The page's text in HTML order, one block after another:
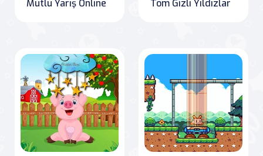
Mutlu Yarış Online Tom Gizli Yıldızlar